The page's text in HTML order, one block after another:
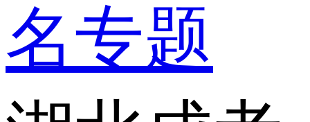
名专题